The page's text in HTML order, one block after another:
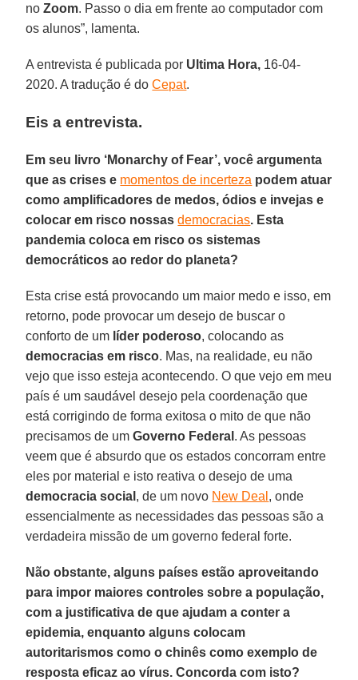
noZoom. Passo o dia em frente ao computador com
os alunos”, lamenta.
A entrevista é publicada por Ultima Hora, 16-04-
2020. A tradução é doCepat.
Eis a entrevista.
Em seu livro ‘Monarchy of Fear’, você argumenta
que as crises e momentos de incerteza podem atuar
como amplificadores de medos, ódios e invejas e
colocar em risco nossasdemocracias. Esta
pandemia coloca em risco os sistemas
democráticos ao redor do planeta?
Esta crise está provocando um maior medo e isso, em
retorno, pode provocar um desejo de buscar o
conforto de um líder poderoso, colocando as
democracias em risco. Mas, na realidade, eu não
vejo que isso esteja acontecendo. O que vejo em meu
país é um saudável desejo pela coordenação que
está corrigindo de forma exitosa o mito de que não
precisamos de umGoverno Federal . As pessoas
veem que é absurdo que os estados concorram entre
eles por material e isto reativa o desejo de uma
democracia social , de um novo New Deal , onde
essencialmente as necessidades das pessoas são a
verdadeira missão de um governo federal forte.
Não obstante, alguns países estão aproveitando
para impor maiores controles sobre a população,
com a justificativa de que ajudam a conter a
epidemia, enquanto alguns colocam
autoritarismos como o chinês como exemplo de
resposta eficaz ao vírus. Concorda com isto?